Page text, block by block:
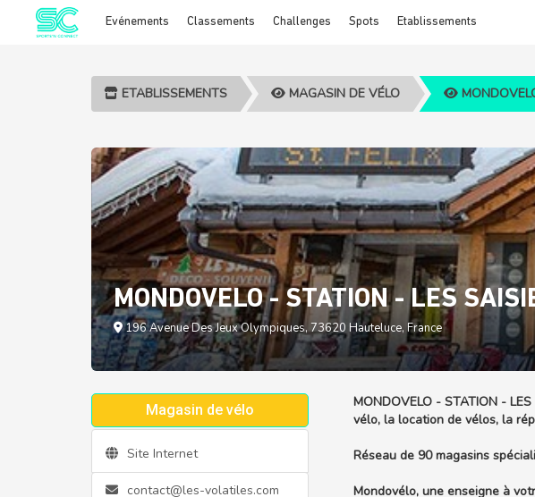
Evénements Classements Challenges Spots Etablissements
ETABLISSEMENTS MAGASIN DE VÉLO
MONDOVELO - STATION - LES
196 Avenue Des Jeux Olympiques, 73620 Hauteluce, France
Magasin de vélo
Site Internet
contact@les-volatiles.com
MONDOVELO - STATION -
vélo, la location de vélos, la
Réseau de 90 magasins
Mondovélo, une enseigne à